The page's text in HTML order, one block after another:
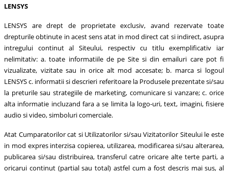
LENSYS
LENSYS are drept de proprietate exclusiv, avand rezervate toate
drepturile obtinute in acest sens atat in mod direct cat si indirect, asupra
intregului continut al Siteului, respectiv cu titlu exemplificativ iar
nelimitativ: a. toate informatiile de pe Site si din emailuri care pot fi
vizualizate, vizitate sau in orice alt mod accesate; b. marca si logoul
LENSYS c. informatii si descrieri referitoare la Produsele prezentate si/sau
la preturile sau strategiile de marketing, comunicare si vanzare; c. orice
alta informatie incluzand fara a se limita la logo-uri, text, imagini, fisiere
audio si video, simboluri comerciale.
Atat Cumparatorilor cat si Utilizatorilor si/sau Vizitatorilor Siteului le este
in mod expres interzisa copierea, utilizarea, modificarea si/sau alterarea,
publicarea si/sau distribuirea, transferul catre oricare alte terte parti, a
oricarui continut (partial sau total) astfel cum a fost descris mai sus, al